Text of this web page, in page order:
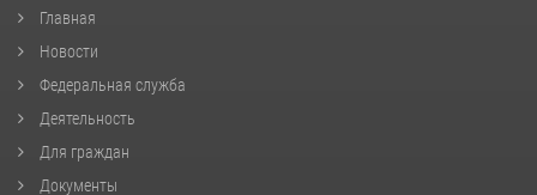
Главная
Новости
Федеральная служба
Деятельность
Для граждан
Документы